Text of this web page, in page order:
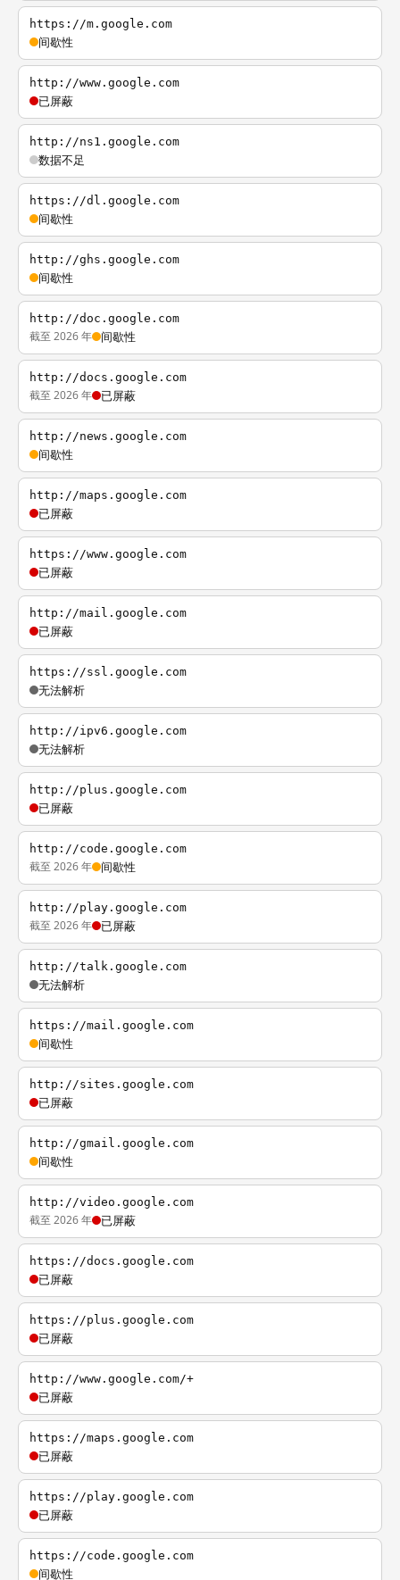
https://m.google.com
间歇性
http://www.google.com
已屏蔽
http://ns1.google.com
数据不足
https://dl.google.com
间歇性
http://ghs.google.com
间歇性
http://doc.google.com
截至 2026 年 间歇性
http://docs.google.com
截至 2026 年 已屏蔽
http://news.google.com
间歇性
http://maps.google.com
已屏蔽
https://www.google.com
已屏蔽
http://mail.google.com
已屏蔽
https://ssl.google.com
无法解析
http://ipv6.google.com
无法解析
http://plus.google.com
已屏蔽
http://code.google.com
截至 2026 年 间歇性
http://play.google.com
截至 2026 年 已屏蔽
http://talk.google.com
无法解析
https://mail.google.com
间歇性
http://sites.google.com
已屏蔽
http://gmail.google.com
间歇性
http://video.google.com
截至 2026 年 已屏蔽
https://docs.google.com
已屏蔽
https://plus.google.com
已屏蔽
http://www.google.com/+
已屏蔽
https://maps.google.com
已屏蔽
https://play.google.com
已屏蔽
https://code.google.com
间歇性